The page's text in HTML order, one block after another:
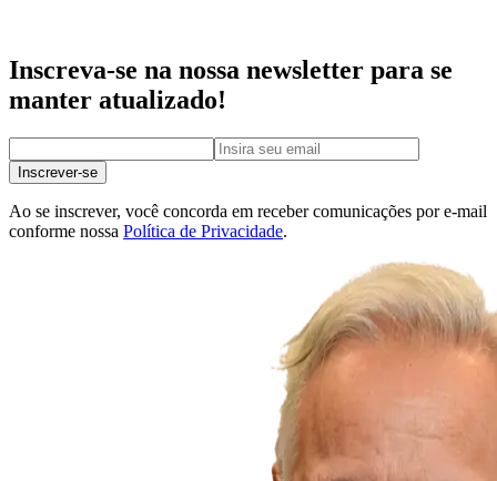
Inscreva-se na nossa newsletter para se
manter atualizado!
Inscrever-se
Ao se inscrever, você concorda em receber comunicações por e-mail
conforme nossa Política de Privacidade.